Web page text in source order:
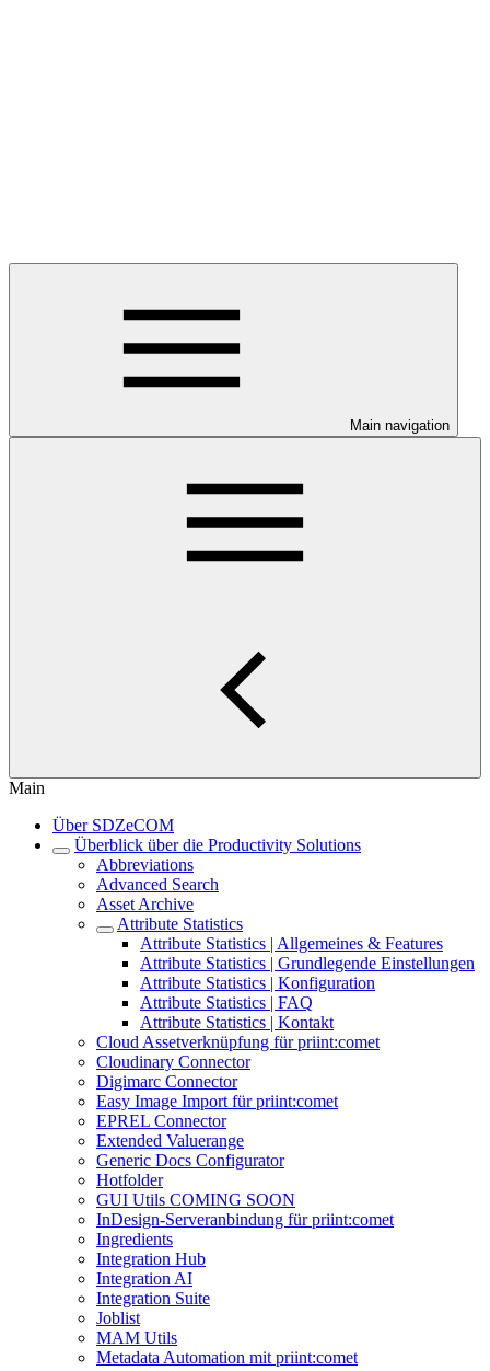
Main navigation
Main
Über SDZeCOM
Überblick über die Productivity Solutions
Abbreviations
Advanced Search
Asset Archive
Attribute Statistics
Attribute Statistics | Allgemeines & Features
Attribute Statistics | Grundlegende Einstellungen
Attribute Statistics | Konfiguration
Attribute Statistics | FAQ
Attribute Statistics | Kontakt
Cloud Assetverknüpfung für priint:comet
Cloudinary Connector
Digimarc Connector
Easy Image Import für priint:comet
EPREL Connector
Extended Valuerange
Generic Docs Configurator
Hotfolder
GUI Utils COMING SOON
InDesign-Serveranbindung für priint:comet
Ingredients
Integration Hub
Integration AI
Integration Suite
Joblist
MAM Utils
Metadata Automation mit priint:comet